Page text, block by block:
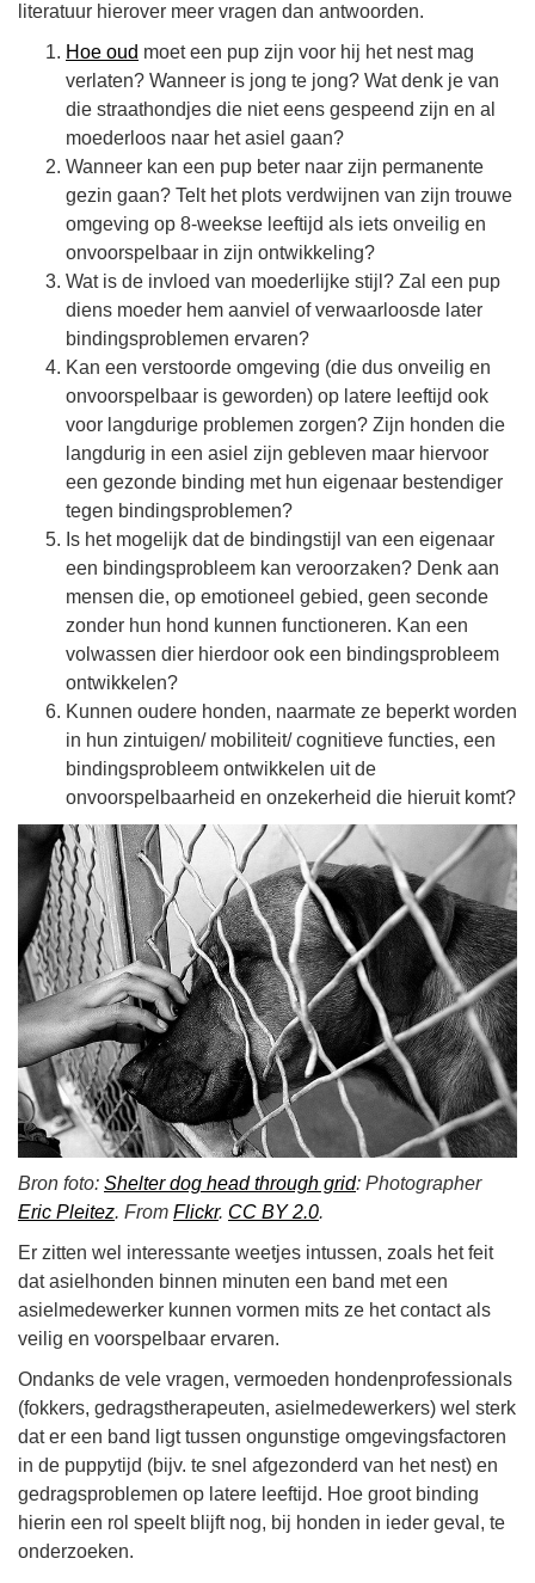
literatuur hierover meer vragen dan antwoorden.
Hoe oud moet een pup zijn voor hij het nest mag
verlaten? Wanneer is jong te jong? Wat denk je van
die straathondjes die niet eens gespeend zijn en al
moederloos naar het asiel gaan?
Wanneer kan een pup beter naar zijn permanente
gezin gaan? Telt het plots verdwijnen van zijn trouwe
omgeving op 8-weekse leeftijd als iets onveilig en
onvoorspelbaar in zijn ontwikkeling?
Wat is de invloed van moederlijke stijl? Zal een pup
diens moeder hem aanviel of verwaarloosde later
bindingsproblemen ervaren?
Kan een verstoorde omgeving (die dus onveilig en
onvoorspelbaar is geworden) op latere leeftijd ook
voor langdurige problemen zorgen? Zijn honden die
langdurig in een asiel zijn gebleven maar hiervoor
een gezonde binding met hun eigenaar bestendiger
tegen bindingsproblemen?
Is het mogelijk dat de bindingstijl van een eigenaar
een bindingsprobleem kan veroorzaken? Denk aan
mensen die, op emotioneel gebied, geen seconde
zonder hun hond kunnen functioneren. Kan een
volwassen dier hierdoor ook een bindingsprobleem
ontwikkelen?
Kunnen oudere honden, naarmate ze beperkt worden
in hun zintuigen/ mobiliteit/ cognitieve functies, een
bindingsprobleem ontwikkelen uit de
onvoorspelbaarheid en onzekerheid die hieruit komt?
Bron foto: Shelter dog head through grid: Photographer
Eric Pleitez. From Flickr. CC BY 2.0.
Er zitten wel interessante weetjes intussen, zoals het feit
dat asielhonden binnen minuten een band met een
asielmedewerker kunnen vormen mits ze het contact als
veilig en voorspelbaar ervaren.
Ondanks de vele vragen, vermoeden hondenprofessionals
(fokkers, gedragstherapeuten, asielmedewerkers) wel sterk
dat er een band ligt tussen ongunstige omgevingsfactoren
in de puppytijd (bijv. te snel afgezonderd van het nest) en
gedragsproblemen op latere leeftijd. Hoe groot binding
hierin een rol speelt blijft nog, bij honden in ieder geval, te
onderzoeken.